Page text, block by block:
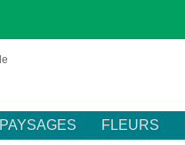
PAYSAGES FLEURS